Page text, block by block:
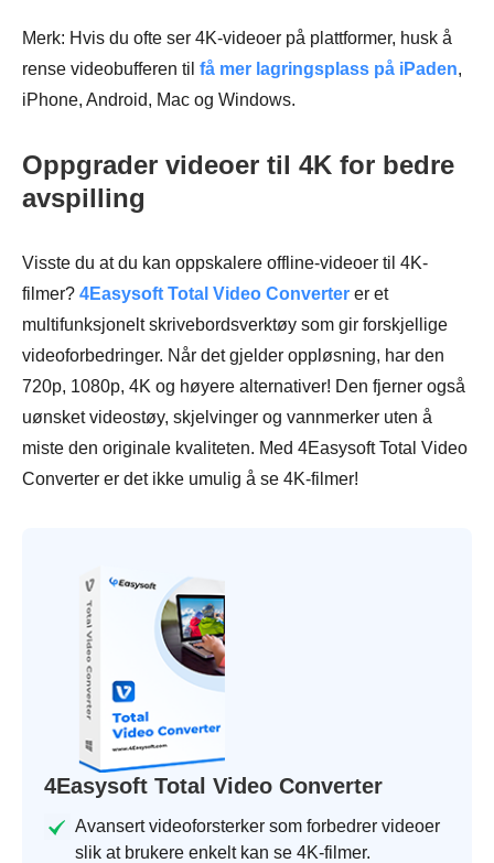
Merk: Hvis du ofte ser 4K-videoer på plattformer, husk å
rense videobufferen til få mer lagringsplass på iPaden,
iPhone, Android, Mac og Windows.
Oppgrader videoer til 4K for bedre
avspilling
Visste du at du kan oppskalere offline-videoer til 4K-
filmer? 4Easysoft Total Video Converter er et
multifunksjonelt skrivebordsverktøy som gir forskjellige
videoforbedringer. Når det gjelder oppløsning, har den
720p, 1080p, 4K og høyere alternativer! Den fjerner også
uønsket videostøy, skjelvinger og vannmerker uten å
miste den originale kvaliteten. Med 4Easysoft Total Video
Converter er det ikke umulig å se 4K-filmer!
4Easysoft Total Video Converter
Avansert videoforsterker som forbedrer videoer
slik at brukere enkelt kan se 4K-filmer.